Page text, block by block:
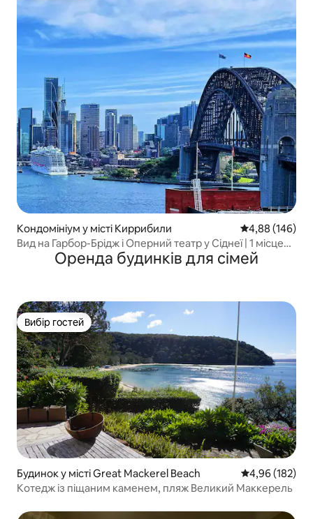
Кондомініум у місті Киррибили Середня
4,88 (146)
Вид на Гарбор-Брідж і Оперний театр у Сіднеї | 1 місце
на парковціОренда будинків для сімей
Вибір гостей
Вибір гостей
Будинок у місті Great Mackerel Beach Середня
4,96 (182)
Котедж із піщаним каменем, пляж Великий Маккерель